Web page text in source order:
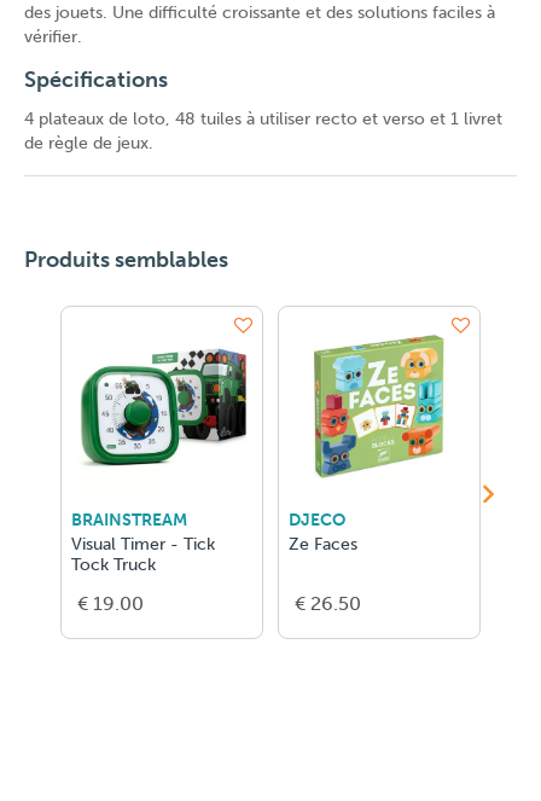
des jouets. Une difficulté croissante et des solutions faciles à
vérifier.
Spécifications
4 plateaux de loto, 48 tuiles à utiliser recto et verso et 1 livret
de règle de jeux.
Produits semblables
BRAINSTREAM
Visual Timer - Tick
Tock Truck
€ 19.00
DJECO
Ze Faces
€ 26.50